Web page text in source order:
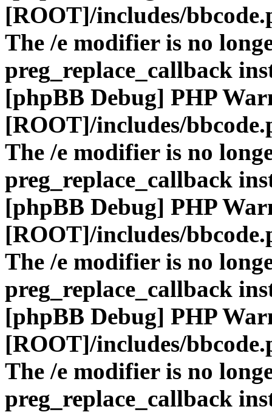
[ROOT]/includes/
The /e modifier is no
preg_replace_callback
[phpBB Debug] PHP
[ROOT]/includes/
The /e modifier is no
preg_replace_callback
[phpBB Debug] PHP
[ROOT]/includes/
The /e modifier is no
preg_replace_callback
[phpBB Debug] PHP
[ROOT]/includes/
The /e modifier is no
preg_replace_callback